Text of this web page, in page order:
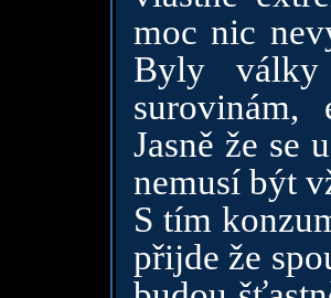
moc nic
Byly války
surovinám,
Jasně že se
nemusí být
S tím
přijde že